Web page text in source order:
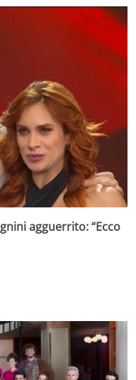
agguerrito: “Ecco